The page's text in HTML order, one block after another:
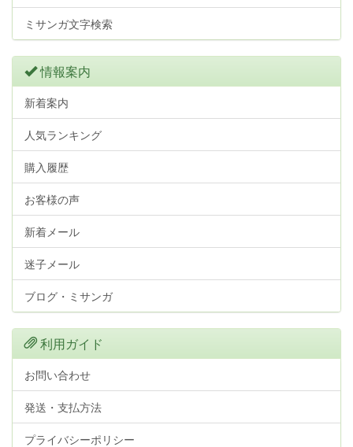
ミサンガ文字検索
情報案内
新着案内
人気ランキング
購入履歴
お客様の声
新着メール
迷子メール
ブログ・ミサンガ
利用ガイド
お問い合わせ
発送・支払方法
プライバシーポリシー